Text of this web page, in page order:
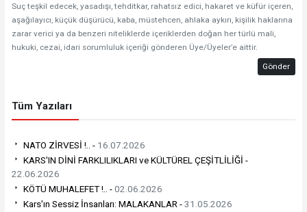
Suç teşkil edecek, yasadışı, tehditkar, rahatsız edici, hakaret ve küfür içeren,
aşağılayıcı, küçük düşürücü, kaba, müstehcen, ahlaka aykırı, kişilik haklarına
zarar verici ya da benzeri niteliklerde içeriklerden doğan her türlü mali,
hukuki, cezai, idari sorumluluk içeriği gönderen Üye/Üyeler’e aittir.
Gönder
Tüm Yazıları
NATO ZİRVESİ !.. - 16.07.2026
KARS'IN DİNİ FARKLILIKLARI ve KÜLTÜREL ÇEŞİTLİLİĞİ -
22.06.2026
KÖTÜ MUHALEFET !.. -02.06.2026
Kars'ın Sessiz İnsanları: MALAKANLAR -31.05.2026